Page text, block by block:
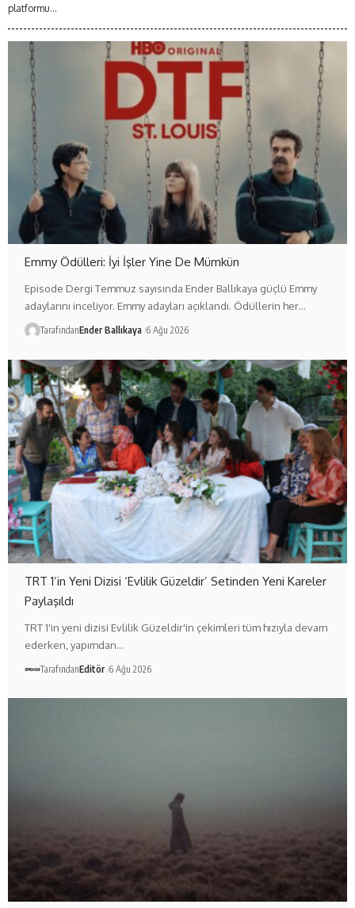
platformu...
Emmy Ödülleri: İyi İşler Yine De Mümkün
Episode Dergi Temmuz sayısında Ender Ballıkaya güçlü Emmy
adaylarını inceliyor. Emmy adayları açıklandı. Ödüllerin her…
TarafındanEnder Ballıkaya 6 Ağu 2026
TRT 1’in Yeni Dizisi ‘Evlilik Güzeldir’ Setinden Yeni Kareler
Paylaşıldı
TRT 1'in yeni dizisi Evlilik Güzeldir'in çekimleri tüm hızıyla devam
ederken, yapımdan…
TarafındanEditör 6 Ağu 2026